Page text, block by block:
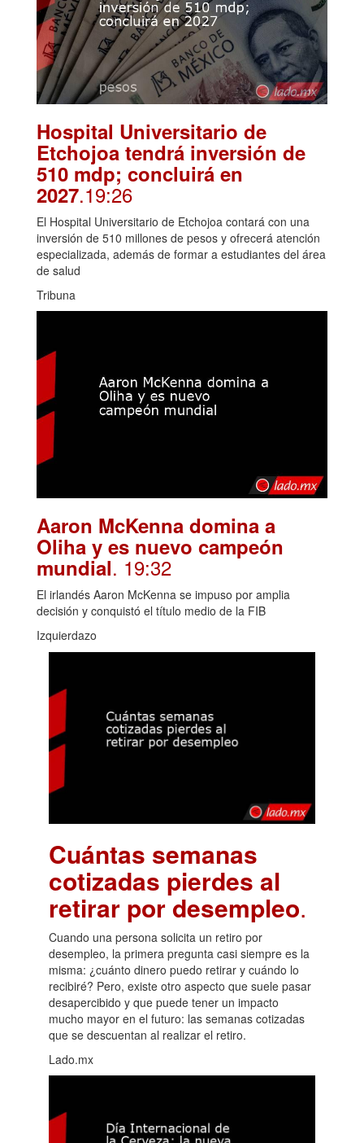
Hospital Universitario de
Etchojoa tendrá inversión de
510 mdp; concluirá en
2027.19:26
El Hospital Universitario de Etchojoa contará con una
inversión de 510 millones de pesos y ofrecerá atención
especializada, además de formar a estudiantes del área
de salud
Tribuna
Aaron McKenna domina a
Oliha y es nuevo campeón
mundial. 19:32
El irlandés Aaron McKenna se impuso por amplia
decisión y conquistó el título medio de la FIB
Izquierdazo
Cuántas semanas
cotizadas pierdes al
retirar por desempleo.
Cuando una persona solicita un retiro por
desempleo, la primera pregunta casi siempre es la
misma: ¿cuánto dinero puedo retirar y cuándo lo
recibiré? Pero, existe otro aspecto que suele pasar
desapercibido y que puede tener un impacto
mucho mayor en el futuro: las semanas cotizadas
que se descuentan al realizar el retiro.
Lado.mx